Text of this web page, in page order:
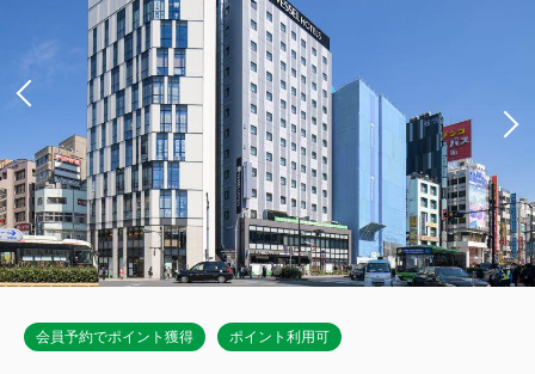
会員価格 58,615
大人 1名1
税・手数料込
61,700円
Wi-Fiあり（無料）
残り1室 詳細 今すぐ予約
会員予約でポイント獲得 ポイント利用可